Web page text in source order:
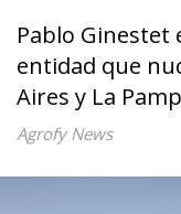
Pablo Ginestet
entidad que
Aires y La
Agrofy News